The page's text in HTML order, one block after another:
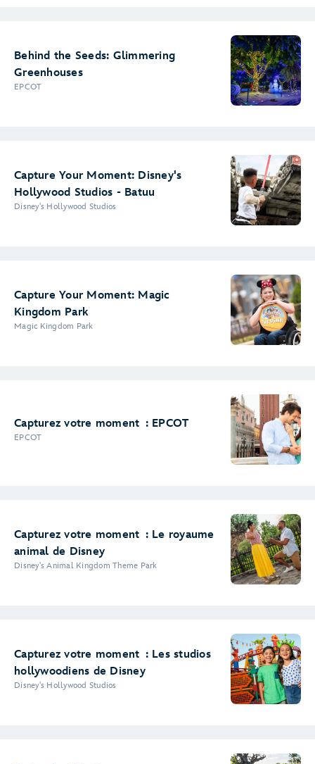
Behind the Seeds: Glimmering
Greenhouses
EPCOT
Capture Your Moment: Disney's
Hollywood Studios - Batuu
Disney's Hollywood Studios
Capture Your Moment: Magic
Kingdom Park
Magic Kingdom Park
Capturez votre moment : EPCOT
EPCOT
Capturez votre moment : Le royaume
animal de Disney
Disney's Animal Kingdom Theme Park
Capturez votre moment : Les studios
hollywoodiens de Disney
Disney's Hollywood Studios